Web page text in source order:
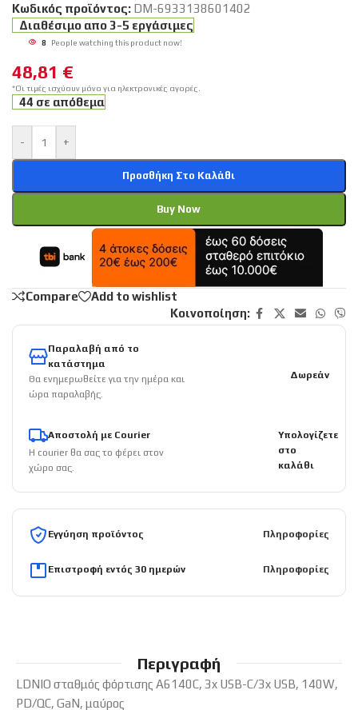
Κωδικός προϊόντος: DM-6933138601402
Διαθέσιμο απο 3-5 εργάσιμες
8 People watching this product now!
48,81 €
*Οι τιμές ισχύουν μόνο για ηλεκτρονικές αγορές.
44 σε απόθεμα
- +
Προσθήκη Στο Καλάθι
Buy Now
Compare
Add to wishlist
Κοινοποίηση:
Παραλαβή από το
κατάστημα
Θα ενημερωθείτε για την ημέρα και
ώρα παραλαβής.
Δωρεάν
Αποστολή με Courier
Η courier θα σας το φέρει στον
χώρο σας.
Υπολογίζετε
στο
καλάθι
Εγγύηση προϊόντος Πληροφορίες
Επιστροφή εντός 30 ημερών Πληροφορίες
Περιγραφή
LDNIO σταθμός φόρτισης A6140C, 3x USB-C/3x USB, 140W,
PD/QC, GaN, μαύρος